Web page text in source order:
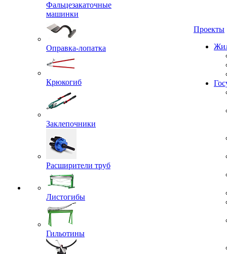
Фальцезакаточные
машинки
Оправка-лопатка
Крюкогиб
Заклепочники
Расширители труб
Листогибы
Гильотины